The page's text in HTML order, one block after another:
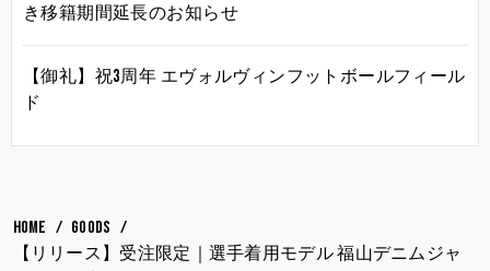
き移籍期間延長のお知らせ
【御礼】祝3周年 エヴォルヴィンフットボールフィール
ド
HOME
GOODS
【リリース】受注限定｜選手着用モデル 福山デニムジャ